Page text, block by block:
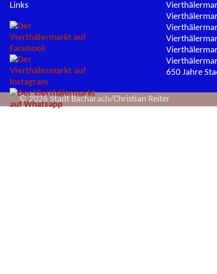
Links
650 Jahre
© 2026 Stadt Bacharach/Christian Reiter